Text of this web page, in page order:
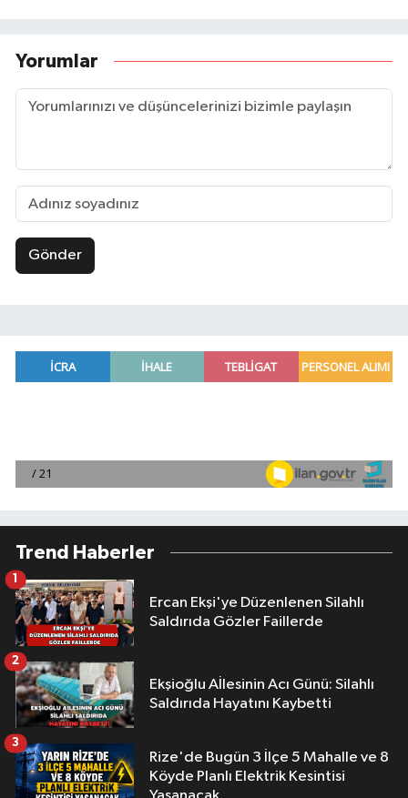
Yorumlar
Gönder
Trend Haberler
Ercan Ekşi'ye Düzenlenen Silahlı
Saldırıda Gözler Faillerde
1
Ekşioğlu Aİlesinin Acı Günü: Silahlı
Saldırıda Hayatını Kaybetti
2
Rize'de Bugün 3 İlçe 5 Mahalle ve 8
Köyde Planlı Elektrik Kesintisi
3